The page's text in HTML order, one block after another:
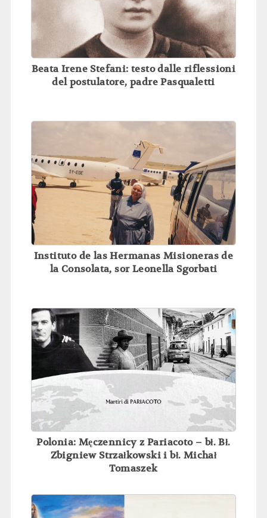
Beata Irene Stefani: testo dalle riflessioni
del postulatore, padre Pasqualetti
Instituto de las Hermanas Misioneras de
la Consolata, sor Leonella Sgorbati
Polonia: Męczennicy z Pariacoto – bł. Bł.
Zbigniew Strzałkowski i bł. Michał
Tomaszek